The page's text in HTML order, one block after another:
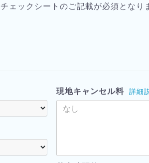
ェックシートのご記載が必須となり
現地キャンセル料 詳細